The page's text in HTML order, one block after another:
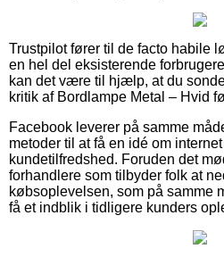
Trustpilot fører til de facto habile
en hel del eksisterende
kan det være til hjælp, at du
kritik af Bordlampe Metal – Hvid
Facebook leverer på samme
metoder til at få en idé om
kundetilfredshed. Foruden det
forhandlere som tilbyder folk at
købsoplevelsen, som på samme
få et indblik i tidligere kunders